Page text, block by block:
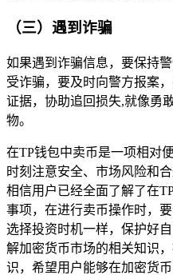
（三）遇到诈骗
如果遇到诈骗信息，要保持
受诈骗，要及时向警方报案
证据，协助追回损失,就像勇
物。
在TP钱包中卖币是一项相对
时刻注意安全、市场风险和
相信用户已经全面了解了在
事项，在进行卖币操作时，
选择投资时机一样，保护好
解加密货币市场的相关知识
识，希望用户能够在加密货